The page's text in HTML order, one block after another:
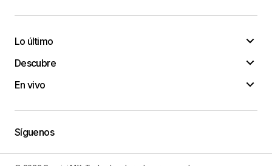
Lo último
Descubre
En vivo
Síguenos